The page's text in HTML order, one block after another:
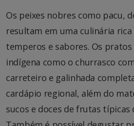
Os peixes nobres como pacu,
resultam em uma culinária rica
temperos e sabores. Os
indígena como o churrasco
carreteiro e galinhada
cardápio regional, além do
sucos e doces de frutas típicas